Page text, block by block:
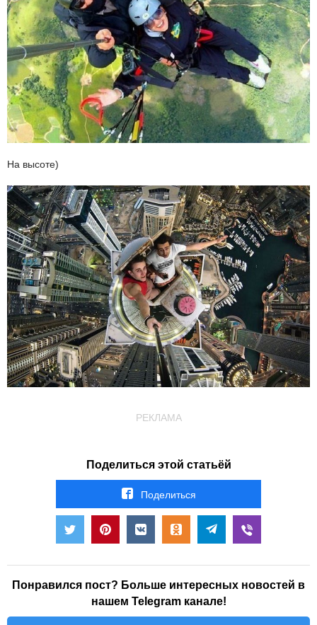
На высоте)
РЕКЛАМА
Поделиться этой статьёй
Поделиться
Понравился пост? Больше интересных новостей в
нашем Telegram канале!